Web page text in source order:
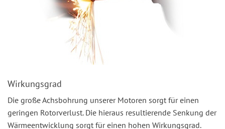
Wirkungsgrad
Die große Achsbohrung unserer Motoren sorgt für einen
geringen Rotorverlust. Die hieraus resultierende Senkung der
Wärmeentwicklung sorgt für einen hohen Wirkungsgrad.